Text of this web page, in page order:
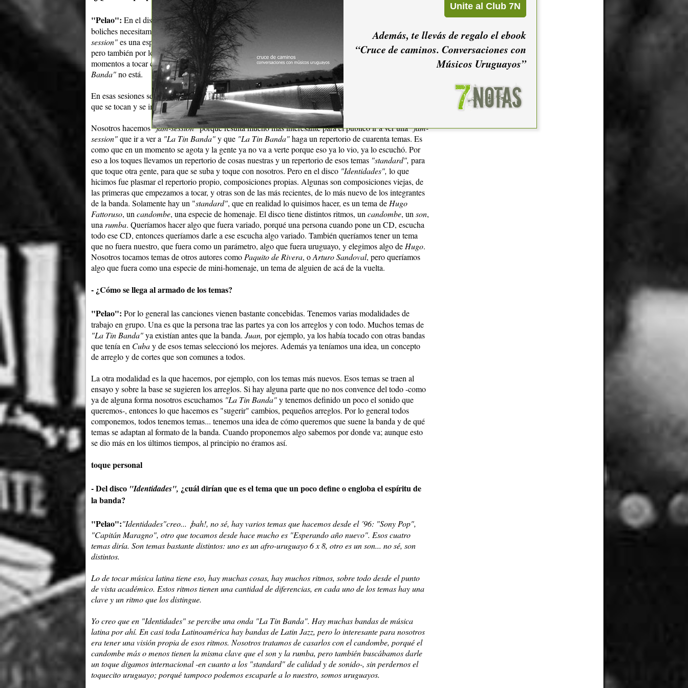
"Pelao": En el disco "Identidades"lo que se plasma es el repertorio propio. Nosotros para tocar en los
boliches necesitamos tocar cosas conocidas, y sobre todo por nuestra modalidad
"jam-session". La
"jam-
session"es una especie de sesión de improvisación en la que hay un grupo base, que somos nosotros,
pero también por lo general en el transcurso del espectáculo suben cuatro o cinco personas en distintos
momentos a tocar con el grupo, incluso todos en el mismo momento; hay instantes en los que
Banda"no está.
En esas sesiones se tocan temas que se llaman"standard",temas conocidos por todo el mundo, temas
que se tocan y se improvisan. Esa es la base de la música instrumental: la improvisación.
Nosotros hacemos"jam-session"porque resulta mucho más interesante para el público ir a ver una"jam-
session"que ir a ver a "La Tin Banda"y que "La Tin Banda"haga un repertorio de cuarenta temas. Es
como que en un momento se agota y la gente ya no va a verte porque eso ya lo vio, ya lo escuchó. Por
eso a los toques llevamos un repertorio de cosas nuestras y un repertorio de esos temas "standard", para
que toque otra gente, para que se suba y toque con nosotros. Pero en el disco "Identidades", lo que
hicimos fue plasmar el repertorio propio, composiciones propias. Algunas son composiciones viejas, de
las primeras que empezamos a tocar, y otras son de las más recientes, de lo más nuevo de los integrantes
de la banda. Solamente hay un "standard", que en realidad lo quisimos hacer, es un tema deHugo
Fattoruso, uncandombe, una especie de homenaje. El disco tiene distintos ritmos, uncandombe, unson,
unarumba. Queríamos hacer algo que fuera variado, porqué una persona cuando pone un CD, escucha
todo ese CD, entonces queríamos darle a ese escucha algo variado. También queríamos tener un tema
que no fuera nuestro, que fuera como un parámetro, algo que fuera uruguayo, y elegimos algo deHugo.
Nosotros tocamos temas de otros autores comoPaquito de Rivera, oArturo Sandoval, pero queríamos
algo que fuera como una especie de mini-homenaje, un tema de alguien de acá de la vuelta.
- ¿Cómo se llega al armado de los temas?
"Pelao": Por lo general las canciones vienen bastante concebidas. Tenemos varias modalidades de
trabajo en grupo. Una es que la persona trae las partes ya con los arreglos y con todo. Muchos temas de
"La Tin Banda"ya existían antes que la banda. Juan, por ejemplo, ya los había tocado con otras bandas
que tenía en Cubay de esos temas seleccionó los mejores. Además ya teníamos una idea, un concepto
de arreglo y de cortes que son comunes a todos.
La otra modalidad es la que hacemos, por ejemplo, con los temas más nuevos. Esos temas se traen al
ensayo y sobre la base se sugieren los arreglos. Si hay alguna parte que no nos convence del todo -como
ya de alguna forma nosotros escuchamos "La Tin Banda"y tenemos definido un poco el sonido que
queremos-, entonces lo que hacemos es "sugerir" cambios, pequeños arreglos. Por lo general todos
componemos, todos tenemos temas... tenemos una idea de cómo queremos que suene la banda y de qué
temas se adaptan al formato de la banda. Cuando proponemos algo sabemos por donde va; aunque esto
se dio más en los últimos tiempos, al principio no éramos así.
toque personal
- Del disco "Identidades", ¿cuál dirían que es el tema que un poco define o engloba el espíritu de
la banda?
"Pelao":"Identidades"creo... ¡bah!, no sé, hay varios temas que hacemos desde el ´96: "Sony Pop",
"Capitán Maragno", otro que tocamos desde hace mucho es "Esperando año nuevo". Esos cuatro
temas diría. Son temas bastante distintos: uno es unafro-uruguayo6 x 8, otro es unson... no sé, son
distintos.
Lo de tocarmúsica latinatiene eso, hay muchas cosas, hay muchos ritmos, sobre todo desde el punto
de vista académico. Estos ritmos tienen una cantidad de diferencias, en cada uno de los temas hay una
clave y un ritmo que los distingue.
Yo creo que en "Identidades"se percibe una onda "La Tin Banda". Hay muchas bandas demúsica
latinapor ahí. En casi todaLatinoaméricahay bandas deLatin Jazz, pero lo interesante para nosotros
era tener una visión propia de esos ritmos. Nosotros tratamos de casarlos con elcandombe, porqué el
candombemás o menos tienen la misma clave que elsony larumba, pero también buscábamos darle
un toque digamos internacional -en cuanto a los "standard"de calidad y de sonido-, sin perdernos el
toquecito uruguayo; porqué tampoco podemos escaparle a lo nuestro, somos uruguayos.
Además, te llevás de regalo el ebook
“Cruce de caminos. Conversaciones con
Músicos Uruguayos”